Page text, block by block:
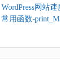
WordPress网站
常用函数-